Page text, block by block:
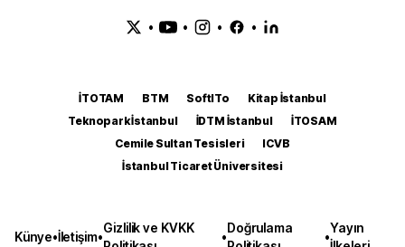
• • • •
İTOTAM BTM SoftITo
Kitap İstanbul
Teknopark İstanbul
İDTM İstanbul
İTOSAM
Cemile Sultan Tesisleri
ICVB
İstanbul Ticaret Üniversitesi
Künye•İletişim•
Gizlilik ve KVKK
•
Doğrulama
•
Yayın